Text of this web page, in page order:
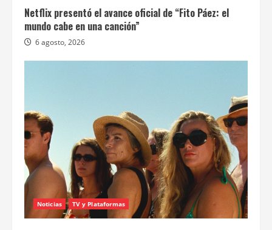
Netflix presentó el avance oficial de “Fito Páez: el
mundo cabe en una canción”
6 agosto, 2026
Noticias TV y Plataformas